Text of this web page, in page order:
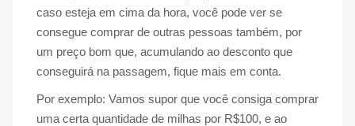
caso esteja em cima da hora, você pode ver se
consegue comprar de outras pessoas também, por
um preço bom que, acumulando ao desconto que
conseguirá na passagem, fique mais em conta.
Por exemplo: Vamos supor que você consiga comprar
uma certa quantidade de milhas por R$100, e ao